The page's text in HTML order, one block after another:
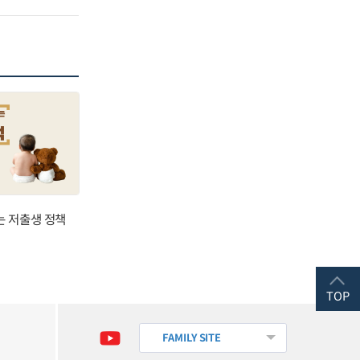
저출생 정책
FAMILY SITE
TOP